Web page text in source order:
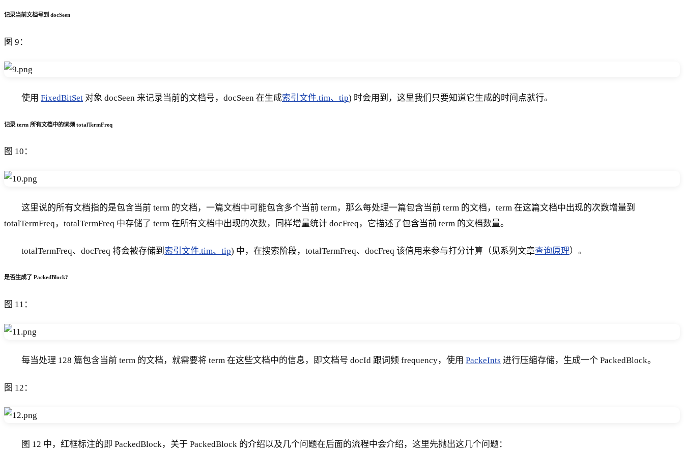
记录当前文档号到 docSeen
图 9：
使用 FixedBitSet 对象 docSeen 来记录当前的文档号，docSeen 在生成索引文件.tim、tip) 时会用到，这里我们只要知道它生成的时间点就行。
记录 term 所有文档中的词频 totalTermFreq
图 10：
这里说的所有文档指的是包含当前 term 的文档，一篇文档中可能包含多个当前 term，那么每处理一篇包含当前 term 的文档，term 在这篇文档中出现的次数增量到
totalTermFreq，totalTermFreq 中存储了 term 在所有文档中出现的次数，同样增量统计 docFreq，它描述了包含当前 term 的文档数量。
totalTermFreq、docFreq 将会被存储到 索引文件.tim、tip) 中，在搜索阶段，totalTermFreq、docFreq 该值用来参与打分计算（见系列文章查询原理）。
是否生成了 PackedBlock?
图 11：
每当处理 128 篇包含当前 term 的文档，就需要将 term 在这些文档中的信息，即文档号 docId 跟词频 frequency，使用 PackeInts 进行压缩存储，生成一个 PackedBlock。
图 12：
图 12 中，红框标注的即 PackedBlock，关于 PackedBlock 的介绍以及几个问题在后面的流程中会介绍，这里先抛出这几个问题：